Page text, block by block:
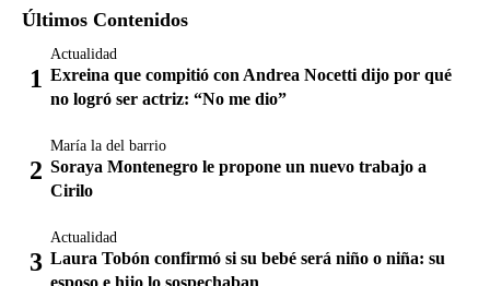
Últimos Contenidos
Actualidad
Exreina que compitió con Andrea Nocetti dijo por qué
no logró ser actriz: “No me dio”
María la del barrio
Soraya Montenegro le propone un nuevo trabajo a
Cirilo
Actualidad
Laura Tobón confirmó si su bebé será niño o niña: su
esposo e hijo lo sospechaban